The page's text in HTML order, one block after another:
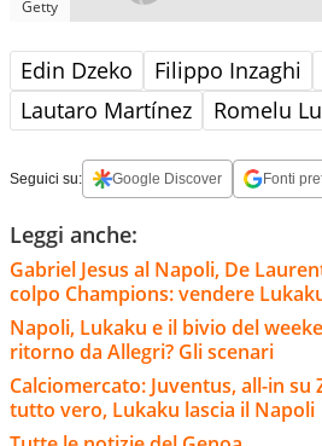
Getty
Edin Dzeko Filippo Inzaghi
Lautaro Martínez
Romelu
Seguici su: Google Discover Fonti
Leggi anche:
Gabriel Jesus al Napoli, De
colpo Champions: vendere
Napoli, Lukaku e il bivio del
ritorno da Allegri? Gli scenari
Calciomercato: Juventus, all-in su
tutto vero, Lukaku lascia il Napoli